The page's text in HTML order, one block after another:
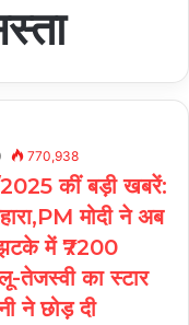
770,938
कीं बड़ी खबरें:
मोदी ने अब
में ₹7200
तेजस्वी का स्टार
ने छोड़ दी